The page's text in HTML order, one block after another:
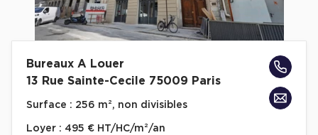
Bureaux A Louer
13 Rue Sainte-Cecile 75009 Paris
Surface : 256 m², non divisibles
Loyer : 495 € HT/HC/m²/an